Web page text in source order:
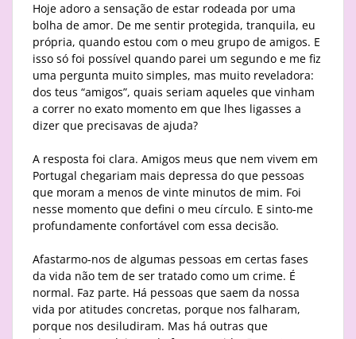
Hoje adoro a sensação de estar rodeada por uma
bolha de amor. De me sentir protegida, tranquila, eu
própria, quando estou com o meu grupo de amigos. E
isso só foi possível quando parei um segundo e me fiz
uma pergunta muito simples, mas muito reveladora:
dos teus “amigos”, quais seriam aqueles que vinham
a correr no exato momento em que lhes ligasses a
dizer que precisavas de ajuda?
A resposta foi clara. Amigos meus que nem vivem em
Portugal chegariam mais depressa do que pessoas
que moram a menos de vinte minutos de mim. Foi
nesse momento que defini o meu círculo. E sinto-me
profundamente confortável com essa decisão.
Afastarmo-nos de algumas pessoas em certas fases
da vida não tem de ser tratado como um crime. É
normal. Faz parte. Há pessoas que saem da nossa
vida por atitudes concretas, porque nos falharam,
porque nos desiludiram. Mas há outras que